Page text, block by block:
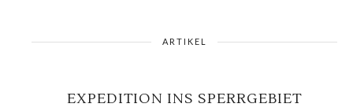
ARTIKEL
EXPEDITION INS SPERRGEBIET